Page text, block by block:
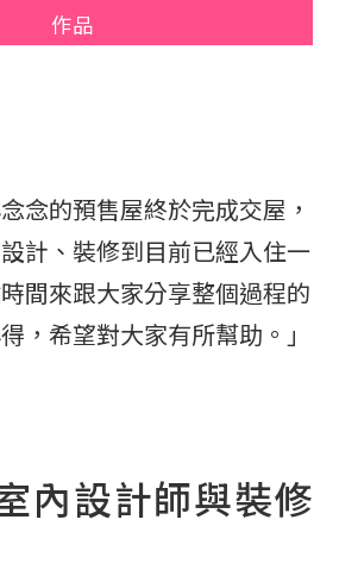
作品
念的預售屋終於完成交屋，
計、裝修到目前已經入住一
間來跟大家分享整個過程的
，希望對大家有所幫助。」
內設計師與裝修